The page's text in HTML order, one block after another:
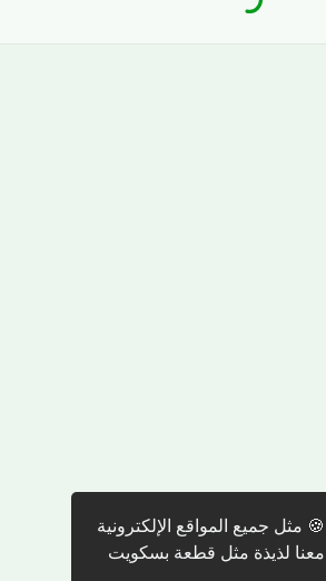
مثل جميع المواقع الإلكترونية
معنا لذيذة مثل قطعة بسكويت